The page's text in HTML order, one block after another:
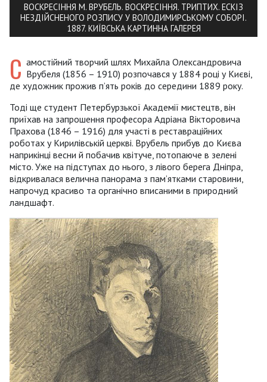
ВОСКРЕСІННЯ М. ВРУБЕЛЬ. ВОСКРЕСІННЯ. ТРИПТИХ. ЕСКІЗ
НЕЗДІЙСНЕНОГО РОЗПИСУ У ВОЛОДИМИРСЬКОМУ СОБОРІ.
1887. КИЇВСЬКА КАРТИННА ГАЛЕРЕЯ
С амостійний творчий шлях Михайла Олександровича
Врубеля (1856 – 1910) розпочався у 1884 році у Києві,
де художник прожив п’ять років до середини 1889 року.
Тоді ще студент Петербурзької Академії мистецтв, він
приїхав на запрошення професора Адріана Вікторовича
Прахова (1846 – 1916) для участі в реставраційних
роботах у Кирилівській церкві. Врубель прибув до Києва
наприкінці весни й побачив квітуче, потопаюче в зелені
місто. Уже на підступах до нього, з лівого берега Дніпра,
відкривалася велична панорама з пам’ятками старовини,
напрочуд красиво та органічно вписаними в природний
ландшафт.